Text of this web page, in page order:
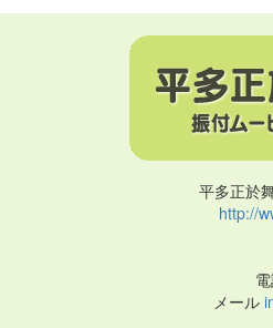
平多正於
http://
メール